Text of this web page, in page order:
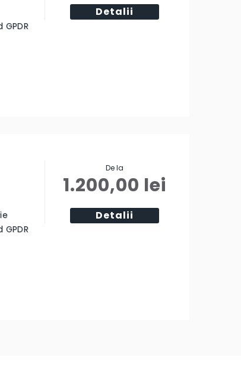
Detalii
De la
1.200,00 lei
Detalii